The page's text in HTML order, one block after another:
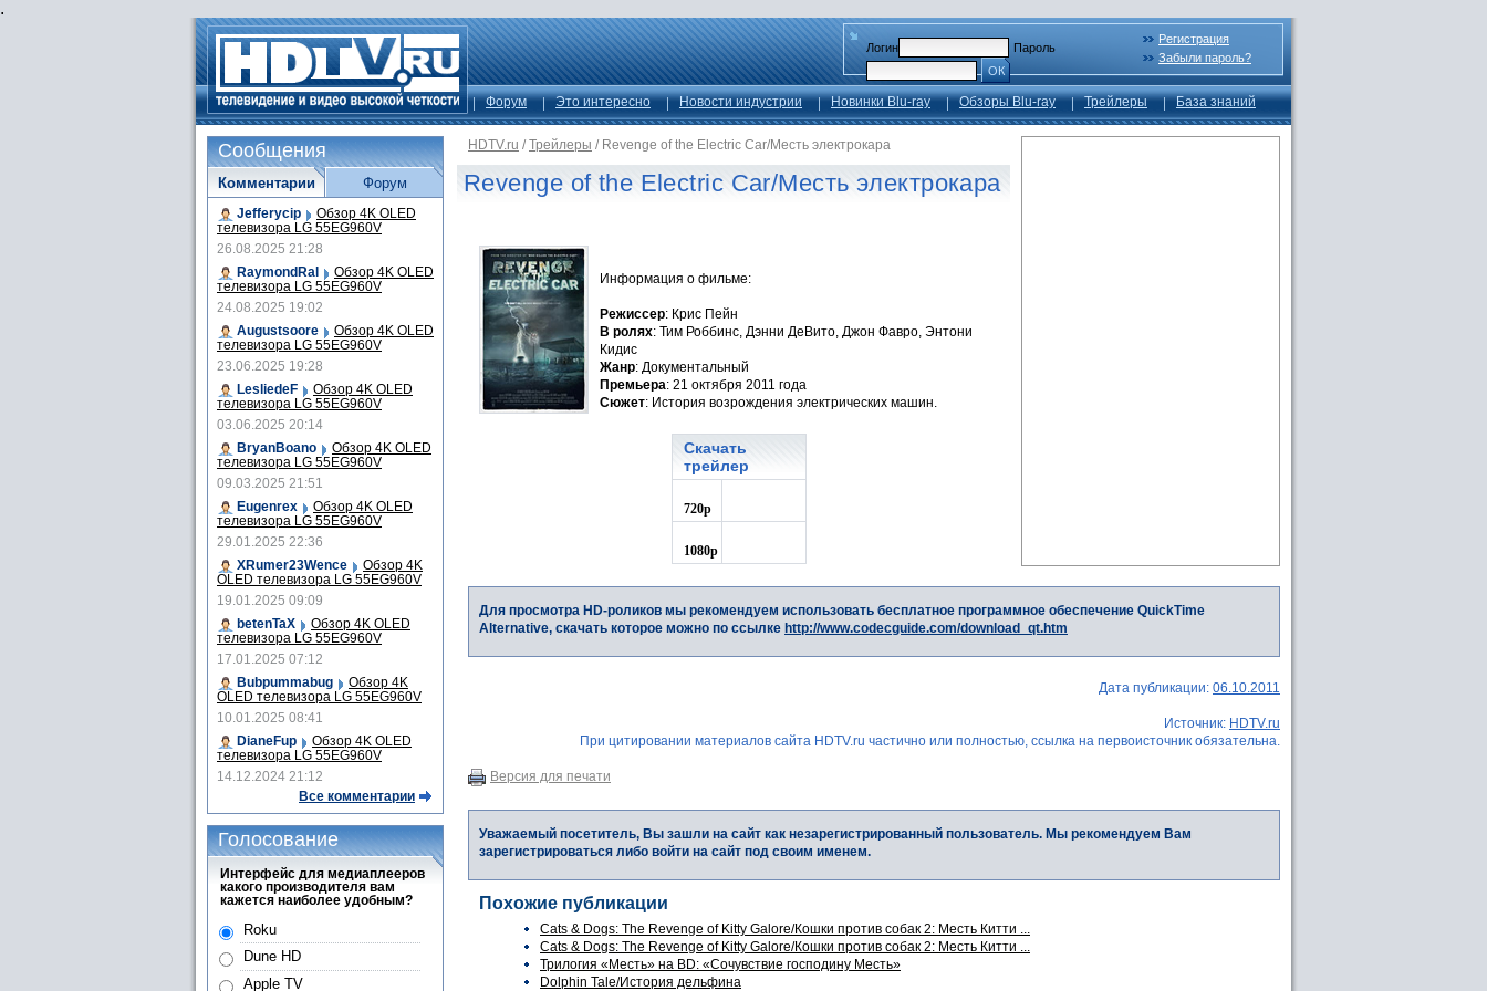
.
Логин
Пароль
ОК
Регистрация
Забыли пароль?
Форум Это интересно Новости индустрии Новинки Blu-ray Обзоры Blu-ray Трейлеры База знаний
HDTV.ru / Трейлеры / Revenge of the Electric Car/Месть электрокара
Revenge of the Electric Car/Месть электрокара
Информация о фильме:
Режиссер: Крис Пейн
В ролях: Тим Роббинс, Дэнни ДеВито, Джон Фавро, Энтони
Кидис
Жанр: Документальный
Премьера: 21 октября 2011 года
Сюжет: История возрождения электрических машин.
Скачать
трейлер
720p
1080p
Для просмотра HD-роликов мы рекомендуем использовать бесплатное программное обеспечение QuickTime
Alternative, скачать которое можно по ссылке http://www.codecguide.com/download_qt.htm
Дата публикации: 06.10.2011
Источник: HDTV.ru
При цитировании материалов сайта HDTV.ru частично или полностью, ссылка на первоисточник обязательна.
Версия для печати
Уважаемый посетитель, Вы зашли на сайт как незарегистрированный пользователь. Мы рекомендуем Вам
зарегистрироваться либо войти на сайт под своим именем.
Похожие публикации
Cats & Dogs: The Revenge of Kitty Galore/Кошки против собак 2: Месть Китти ...
Cats & Dogs: The Revenge of Kitty Galore/Кошки против собак 2: Месть Китти ...
Трилогия «Месть» на BD: «Сочувствие господину Месть»
Dolphin Tale/История дельфина
Сообщения
Комментарии
Jefferycip Обзор 4K OLED
телевизора LG 55EG960V
26.08.2025 21:28
RaymondRal
Обзор 4K OLED
телевизора LG 55EG960V
24.08.2025 19:02
Augustsoore
Обзор 4K OLED
телевизора LG 55EG960V
23.06.2025 19:28
LesliedeF
Обзор 4K OLED
телевизора LG 55EG960V
03.06.2025 20:14
BryanBoano
Обзор 4K OLED
телевизора LG 55EG960V
09.03.2025 21:51
Eugenrex
Обзор 4K OLED
телевизора LG 55EG960V
29.01.2025 22:36
XRumer23Wence
Обзор 4K
OLED телевизора LG 55EG960V
19.01.2025 09:09
betenTaX
Обзор 4K OLED
телевизора LG 55EG960V
17.01.2025 07:12
Bubpummabug
Обзор 4K
OLED телевизора LG 55EG960V
10.01.2025 08:41
DianeFup
Обзор 4K OLED
телевизора LG 55EG960V
14.12.2024 21:12
Все комментарии
Форум
Голосование
Интерфейс для медиаплееров
какого производителя вам
кажется наиболее удобным?
Roku
Dune HD
Apple TV